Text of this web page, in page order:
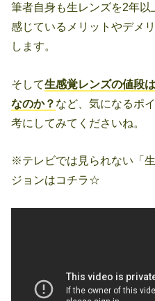
筆者自身も生レンズを2年
感じているメリットやデメ
します。
そして生感覚レンズの値段
なのか？ など、気になるポ
考にしてみてくださいね。
※テレビでは見られない「
ジョンはコチラ☆